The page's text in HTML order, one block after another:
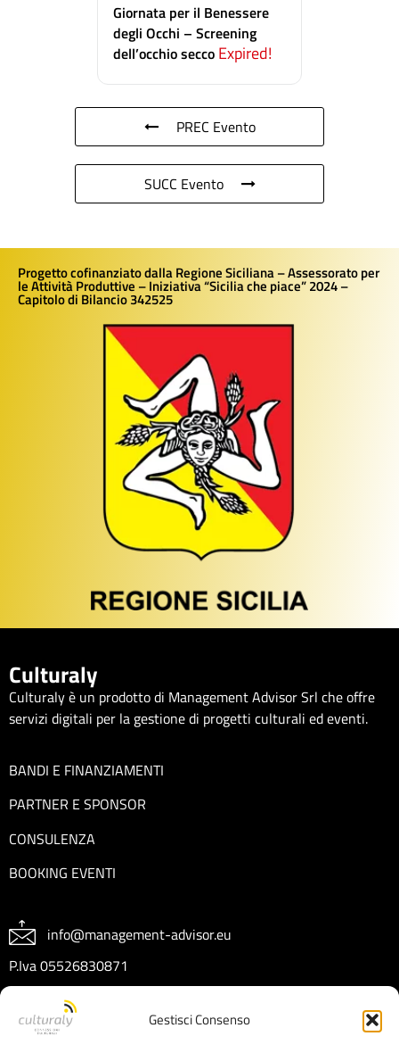
Gestisci Consenso
Giornata per il Benessere
degli Occhi – Screening
dell’occhio secco Expired!
PREC Evento
SUCC Evento
Progetto cofinanziato dalla Regione Siciliana – Assessorato per
le Attività Produttive – Iniziativa “Sicilia che piace” 2024 –
Capitolo di Bilancio 342525
Culturaly
Culturaly è un prodotto di Management Advisor Srl che offre
servizi digitali per la gestione di progetti culturali ed eventi.
BANDI E FINANZIAMENTI
PARTNER E SPONSOR
CONSULENZA
BOOKING EVENTI
info@management-advisor.eu
P.Iva 05526830871
REA CT404199
Capitale sociale € 10.000 I.V.